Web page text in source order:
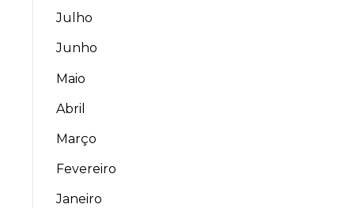
Julho
Junho
Maio
Abril
Março
Fevereiro
Janeiro